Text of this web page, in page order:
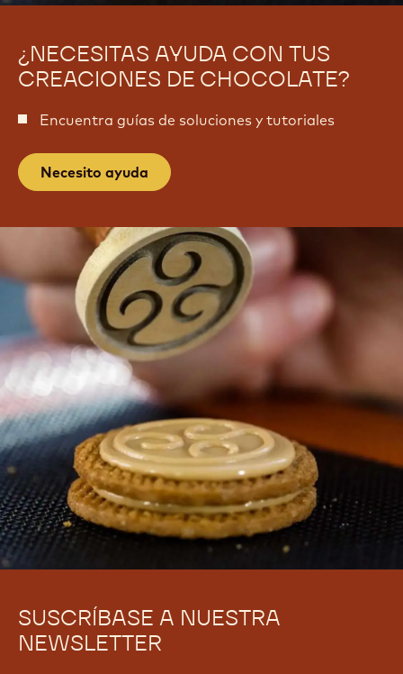
a
a
u
r
a
¿NECESITAS AYUDA CON TUS
CREACIONES DE CHOCOLATE?
Encuentra guías de soluciones y tutoriales
Necesito ayuda
SUSCRÍBASE A NUESTRA
NEWSLETTER